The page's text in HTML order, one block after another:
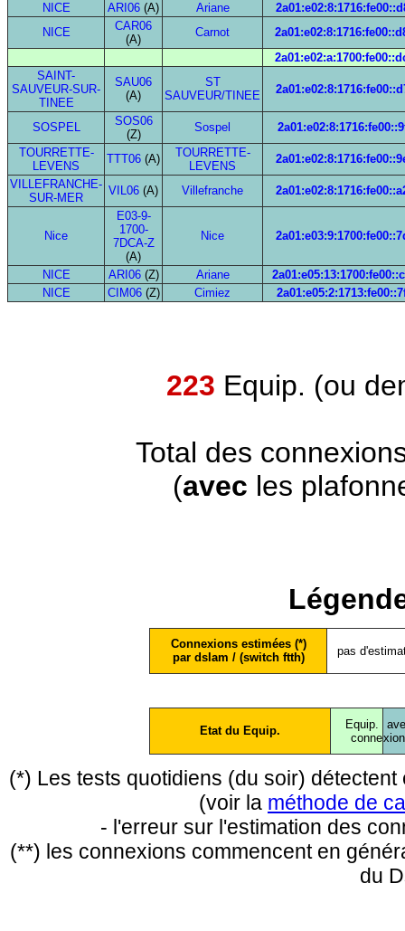
NICE
ARI06 (A) Ariane
NICE
CAR06
(A)
Carnot
SAINT-
SAUVEUR-SUR-
TINEE
SAU06
(A)
ST
SAUVEUR/TINEE
SOSPEL
SOS06
(Z)
Sospel
TOURRETTE-
LEVENS
TTT06 (A)
TOURRETTE-
LEVENS
VILLEFRANCHE-
SUR-MER
VIL06 (A) Villefranche
Nice
E03-9-
1700-
7DCA-Z
(A)
Nice
NICE ARI06(Z) Ariane
NICE
CIM06(Z) Cimiez
223 Equip. (ou
Total des
(avec les
Connexions estimées (*)
par dslam / (switch ftth)
pas
Etat du Equip.
Equip.
conne
(*) Les tests quotidiens (du soir)
(voir la méthode de
- l'erreur sur l'estimation des
(**) les connexions commencent en
du